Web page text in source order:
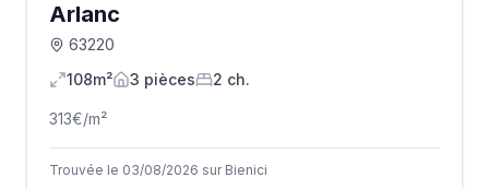
Arlanc
63220
108m²
3 pièces 2 ch.
313€/m²
Trouvée le 03/08/2026 sur Bienici